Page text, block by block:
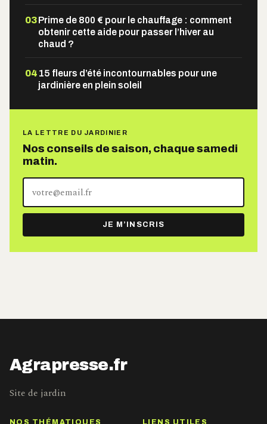
03Prime de 800 € pour le chauffage : comment
obtenir cette aide pour passer l’hiver au
chaud ?
04 15 fleurs d’été incontournables pour une
jardinière en plein soleil
LA LETTRE DU JARDINIER
Nos conseils de saison, chaque samedi
matin.
adresse
e-
mail
JE M’INSCRIS
Agrapresse.fr
Site de jardin